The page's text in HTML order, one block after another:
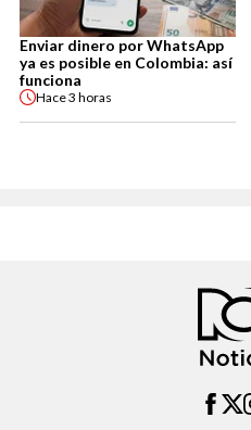
Enviar dinero por WhatsApp
ya es posible en Colombia: así
funciona
Hace3 horas